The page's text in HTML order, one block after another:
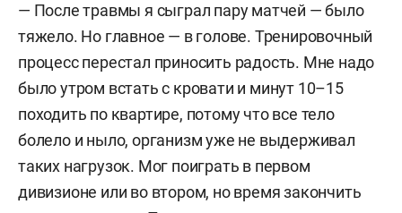
— После травмы я сыграл пару матчей — было
тяжело. Но главное — в голове. Тренировочный
процесс перестал приносить радость. Мне надо
было утром встать с кровати и минут 10–15
походить по квартире, потому что все тело
болело и ныло, организм уже не выдерживал
таких нагрузок. Мог поиграть в первом
дивизионе или во втором, но время закончить